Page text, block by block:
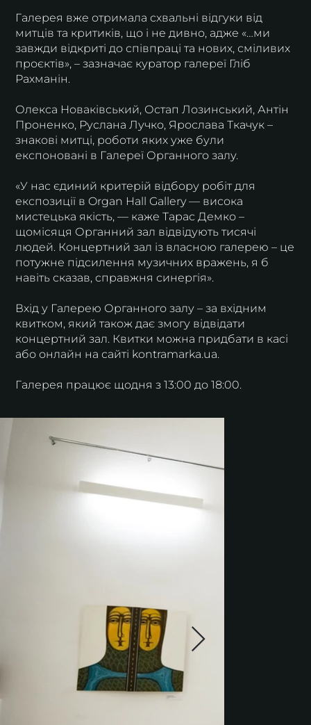
Галерея вже отримала схвальні відгуки від
митців та критиків, що і не дивно, адже «…ми
завжди відкриті до співпраці та нових, сміливих
проєктів», – зазначає куратор галереї Гліб
Рахманін.
Олекса Новаківський, Остап Лозинський, Антін
Проненко, Руслана Лучко, Ярослава Ткачук –
знакові митці, роботи яких уже були
експоновані в Галереї Органного залу.
«У нас єдиний критерій відбору робіт для
експозиції в Organ Hall Gallery — висока
мистецька якість, — каже Тарас Демко –
щомісяця Органний зал відвідують тисячі
людей. Концертний зал із власною галерею – це
потужне підсилення музичних вражень, я б
навіть сказав, справжня синергія».
Вхід у Галерею Органного залу – за вхідним
квитком, який також дає змогу відвідати
концертний зал. Квитки можна придбати в касі
або онлайн на сайті kontramarka.ua.
Галерея працює щодня з 13:00 до 18:00.